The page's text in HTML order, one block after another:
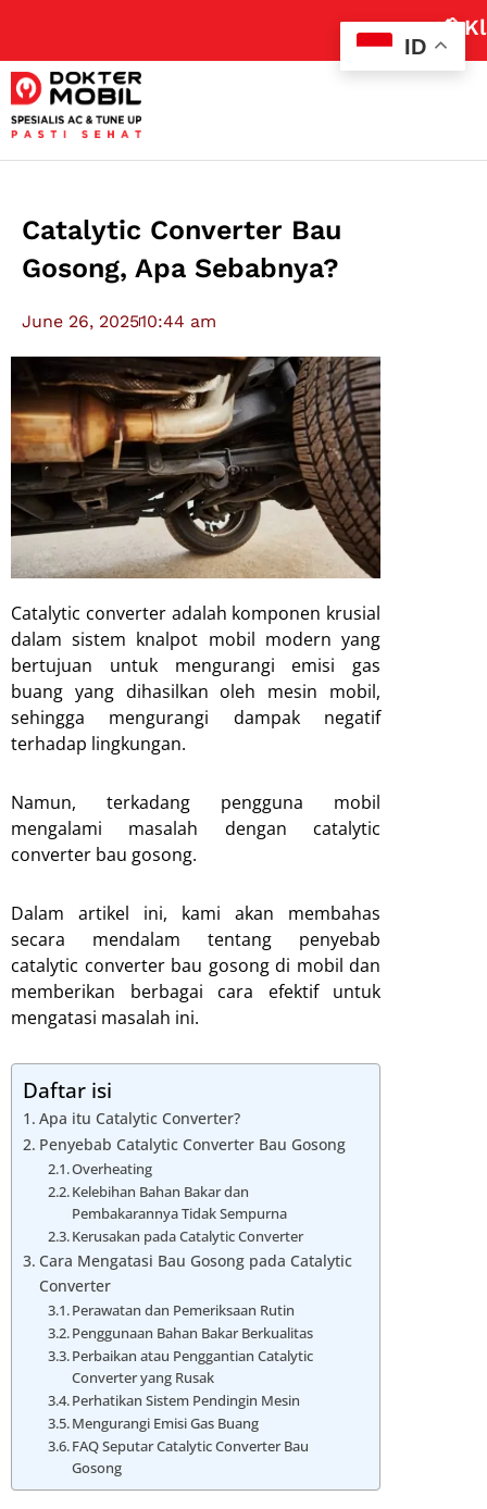
📢 Klaim
Catalytic Converter Bau
Gosong, Apa Sebabnya?
June 26, 202510:44 am
Catalytic converter adalah komponen krusial
dalam sistem knalpot mobil modern yang
bertujuan untuk mengurangi emisi gas
buang yang dihasilkan oleh mesin mobil,
sehingga mengurangi dampak negatif
terhadap lingkungan.
Namun, terkadang pengguna mobil
mengalami masalah dengan catalytic
converter bau gosong.
Dalam artikel ini, kami akan membahas
secara mendalam tentang penyebab
catalytic converter bau gosong di mobil dan
memberikan berbagai cara efektif untuk
mengatasi masalah ini.
Daftar isi
Apa itu Catalytic Converter?
Penyebab Catalytic Converter Bau Gosong
Overheating
Kelebihan Bahan Bakar dan
Pembakarannya Tidak Sempurna
Kerusakan pada Catalytic Converter
Cara Mengatasi Bau Gosong pada Catalytic
Converter
Perawatan dan Pemeriksaan Rutin
Penggunaan Bahan Bakar Berkualitas
Perbaikan atau Penggantian Catalytic
Converter yang Rusak
Perhatikan Sistem Pendingin Mesin
Mengurangi Emisi Gas Buang
FAQ Seputar Catalytic Converter Bau
Gosong
ID